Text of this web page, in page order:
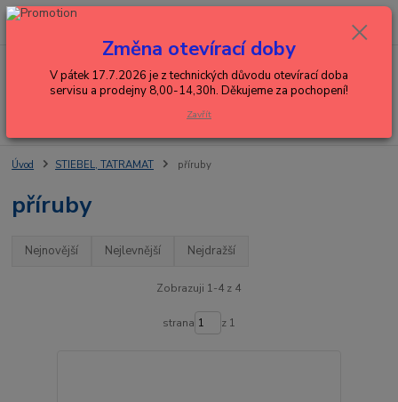
Menu
+420 602 288 130
0,00 Kč
Úvod STIEBEL, TATRAMAT příruby
příruby
Nejnovější Nejlevnější Nejdražší
Zobrazuji 1-4 z 4
strana z 1
Změna otevírací doby
V pátek 17.7.2026 je z technických důvodu otevírací doba
servisu a prodejny 8,00-14,30h. Děkujeme za pochopení!
Zavřít